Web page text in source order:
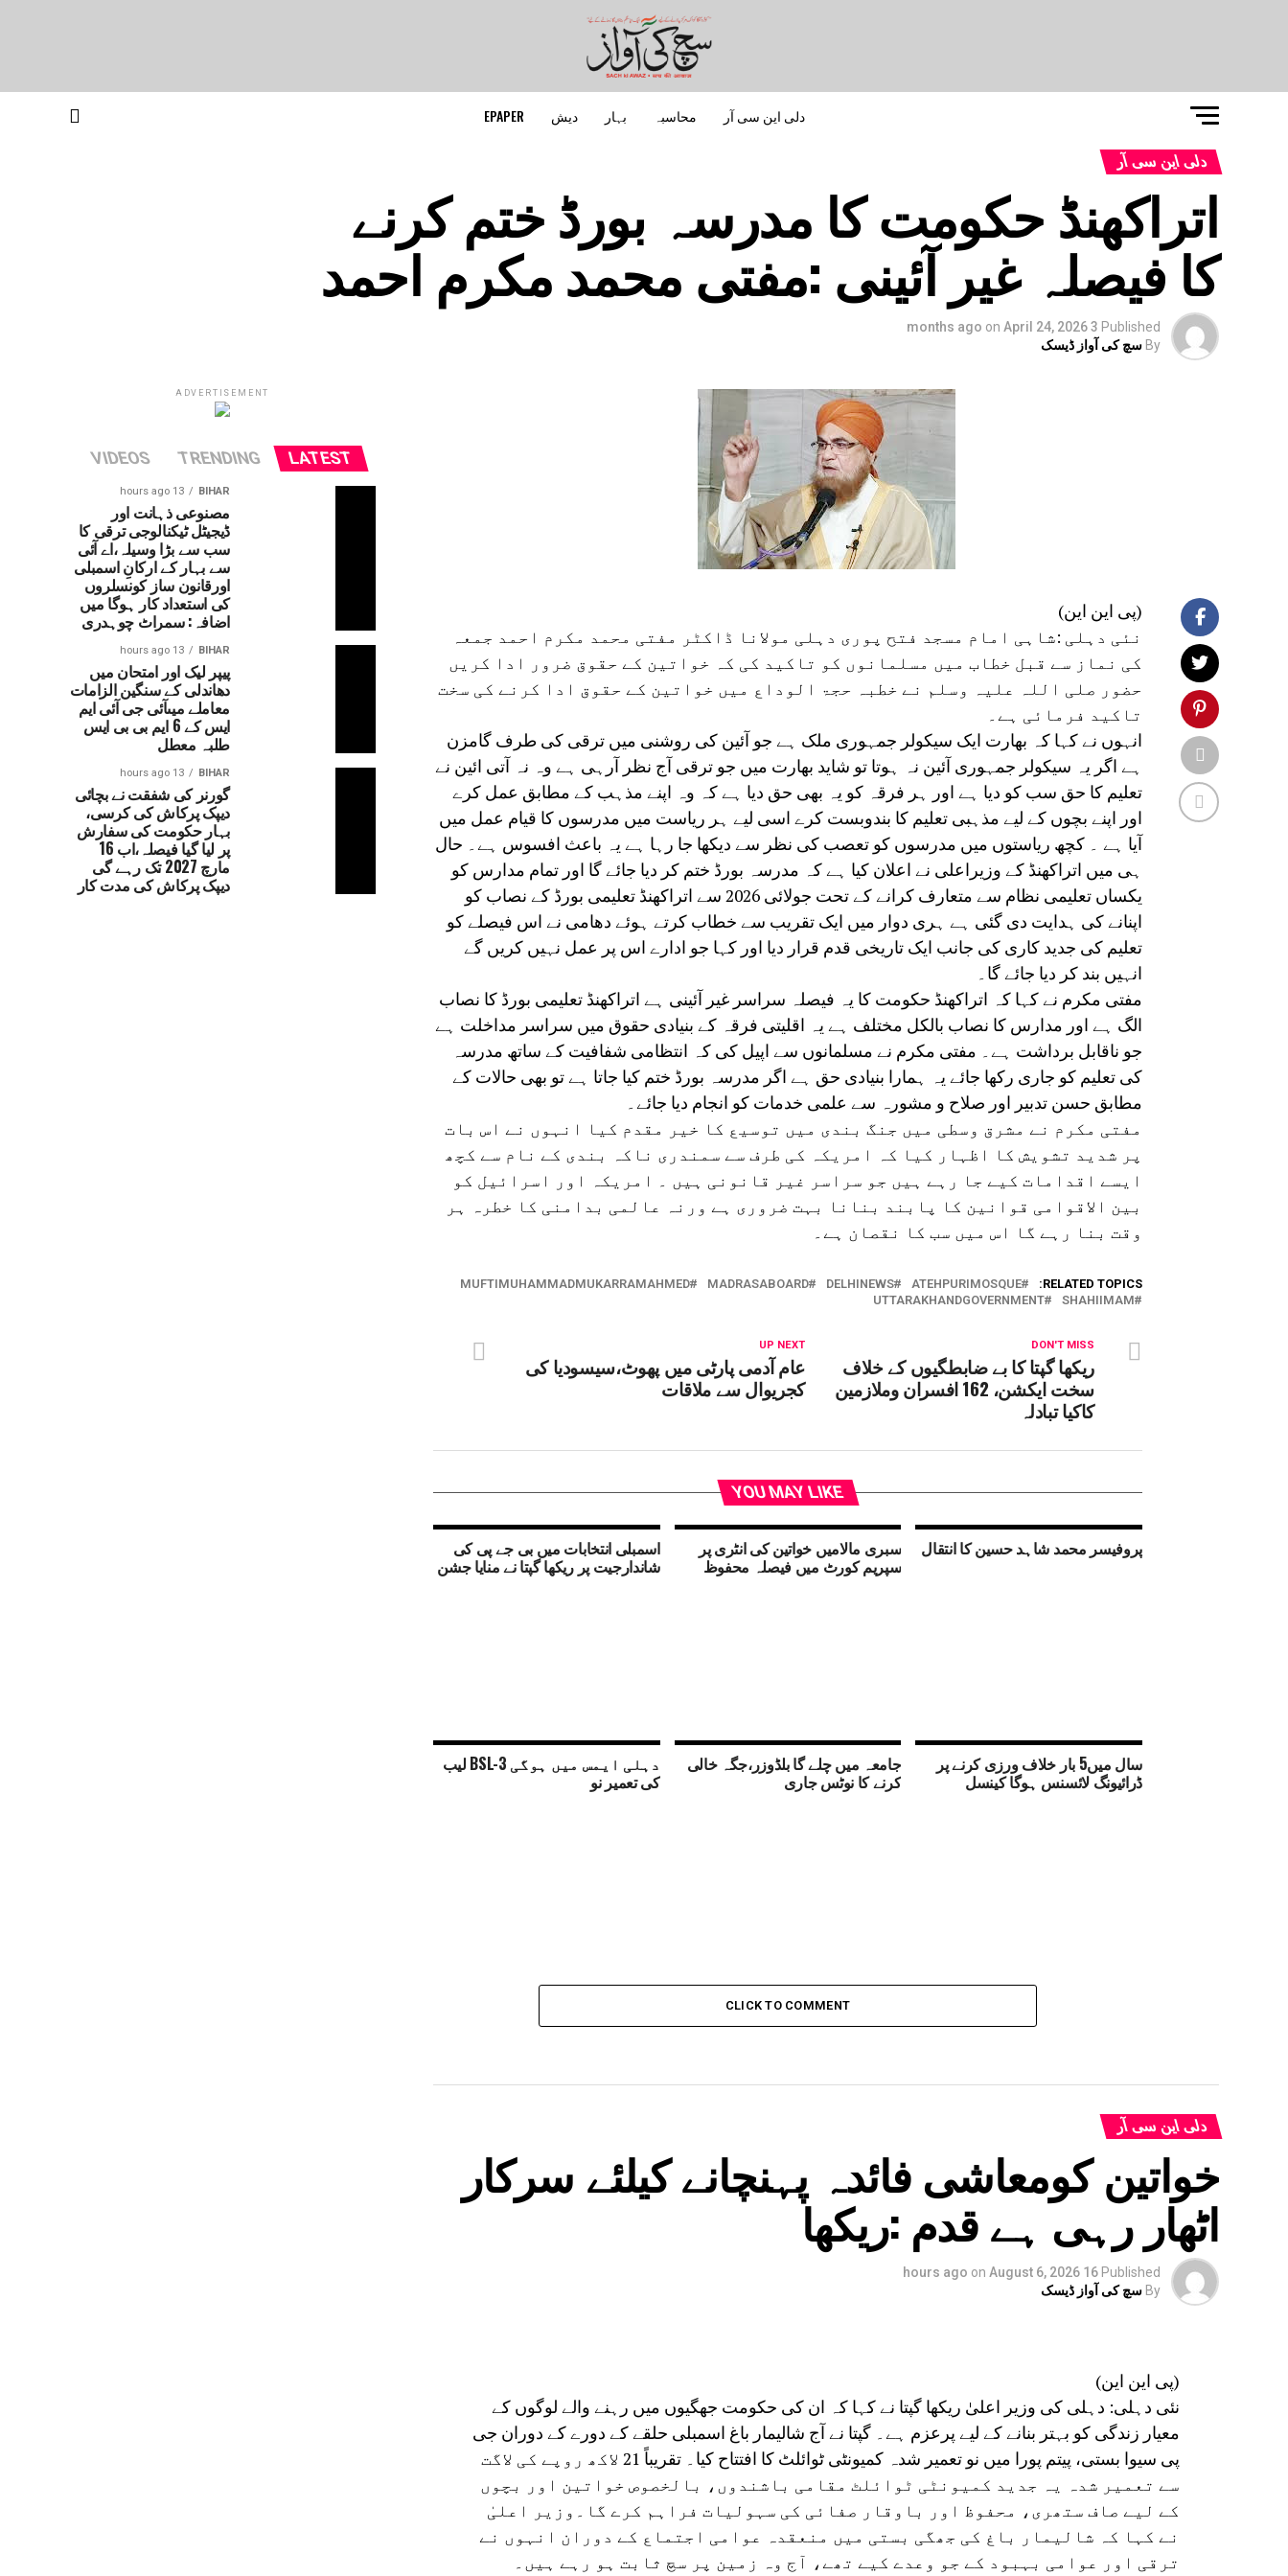
دلی این سی آر محاسبہ بہار دیش EPAPER
دلی این سی آر
اتراکھنڈ حکومت کا مدرسہ بورڈ ختم کرنے
کا فیصلہ غیر آئینی :مفتی محمد مکرم احمد
Published
3 months ago
on April 24, 2026
By سچ کی آواز ڈیسک
(پی این این)
نئی دہلی :شاہی امام مسجد فتح پوری دہلی مولانا ڈاکٹر مفتی محمد مکرم احمد جمعہ
کی نماز سے قبل خطاب میں مسلمانوں کو تاکید کی کہ خواتین کے حقوق ضرور ادا کریں
حضور صلی اللہ علیہ وسلم نے خطبہ حجۃ الوداع میں خواتین کے حقوق ادا کرنے کی سخت
تاکید فرمائی ہے۔
انہوں نے کہا کہ بھارت ایک سیکولر جمہوری ملک ہے جو آئین کی روشنی میں ترقی کی طرف گامزن
ہے اگر یہ سیکولر جمہوری آئین نہ ہوتا تو شاید بھارت میں جو ترقی آج نظر آرہی ہے وہ نہ آتی ائین نے
تعلیم کا حق سب کو دیا ہے اور ہر فرقہ کو یہ بھی حق دیا ہے کہ وہ اپنے مذہب کے مطابق عمل کرے
اور اپنے بچوں کے لیے مذہبی تعلیم کا بندوبست کرے اسی لیے ہر ریاست میں مدرسوں کا قیام عمل میں
آیا ہے ۔ کچھ ریاستوں میں مدرسوں کو تعصب کی نظر سے دیکھا جا رہا ہے یہ باعث افسوس ہے۔ حال
ہی میں اتراکھنڈ کے وزیراعلی نے اعلان کیا ہے کہ مدرسہ بورڈ ختم کر دیا جائے گا اور تمام مدارس کو
یکساں تعلیمی نظام سے متعارف کرانے کے تحت جولائی 2026 سے اتراکھنڈ تعلیمی بورڈ کے نصاب کو
اپنانے کی ہدایت دی گئی ہے ہری دوار میں ایک تقریب سے خطاب کرتے ہوئے دھامی نے اس فیصلے کو
تعلیم کی جدید کاری کی جانب ایک تاریخی قدم قرار دیا اور کہا جو ادارے اس پر عمل نہیں کریں گے
انہیں بند کر دیا جائے گا۔
مفتی مکرم نے کہا کہ اتراکھنڈ حکومت کا یہ فیصلہ سراسر غیر آئینی ہے اتراکھنڈ تعلیمی بورڈ کا نصاب
الگ ہے اور مدارس کا نصاب بالکل مختلف ہے یہ اقلیتی فرقہ کے بنیادی حقوق میں سراسر مداخلت ہے
جو ناقابل برداشت ہے۔ مفتی مکرم نے مسلمانوں سے اپیل کی کہ انتظامی شفافیت کے ساتھ مدرسہ
کی تعلیم کو جاری رکھا جائے یہ ہمارا بنیادی حق ہے اگر مدرسہ بورڈ ختم کیا جاتا ہے تو بھی حالات کے
مطابق حسن تدبیر اور صلاح و مشورہ سے علمی خدمات کو انجام دیا جائے۔
مفتی مکرم نے مشرق وسطی میں جنگ بندی میں توسیع کا خیر مقدم کیا انہوں نے اس بات
پر شدید تشویش کا اظہار کیا کہ امریکہ کی طرف سے سمندری ناکہ بندی کے نام سے کچھ
ایسے اقدامات کیے جا رہے ہیں جو سراسر غیر قانونی ہیں ۔ امریکہ اور اسرائیل کو
بین الاقوامی قوانین کا پابند بنانا بہت ضروری ہے ورنہ عالمی بدامنی کا خطرہ ہر
وقت بنا رہے گا اس میں سب کا نقصان ہے۔
RELATED TOPICS:
ATEHPURIMOSQUE
DELHINEWS
MADRASABOARD
MUFTIMUHAMMADMUKARRAMAHMED
SHAHIIMAM
UTTARAKHANDGOVERNMENT
UP NEXT
عام آدمی پارٹی میں پھوٹ،سیسودیا کی
کجریوال سے ملاقات
DON'T MISS
ریکھا گپتا کا بے ضابطگیوں کے خلاف
سخت ایکشن، 162 افسران وملازمین
کاکیا تبادلہ
YOU MAY LIKE
پروفیسر محمد شاہد حسین کا انتقال سبری مالامیں خواتین کی انٹری پر
سپریم کورٹ میں فیصلہ محفوظ
اسمبلی انتخابات میں بی جے پی کی
شاندارجیت پر ریکھا گپتا نے منایا جشن
سال میں5 بار خلاف ورزی کرنے پر
ڈرائیونگ لائسنس ہوگا کینسل
جامعہ میں چلے گا بلڈوزر،جگہ خالی
کرنے کا نوٹس جاری
دہلی ایمس میں ہوگی BSL-3 لیب
کی تعمیر نو
CLICK TO COMMENT
دلی این سی آر
خواتین کومعاشی فائدہ پہنچانے کیلئے سرکار
اٹھار رہی ہے قدم :ریکھا
Published
16 hours ago
on August 6, 2026
By سچ کی آواز ڈیسک
(پی این این)
نئی دہلی: دہلی کی وزیر اعلیٰ ریکھا گپتا نے کہا کہ ان کی حکومت جھگیوں میں رہنے والے لوگوں کے
معیار زندگی کو بہتر بنانے کے لیے پرعزم ہے۔ گپتا نے آج شالیمار باغ اسمبلی حلقے کے دورے کے دوران جی
پی سیوا بستی، پیتم پورا میں نو تعمیر شدہ کمیونٹی ٹوائلٹ کا افتتاح کیا۔ تقریباً 21 لاکھ روپے کی لاگت
سے تعمیر شدہ یہ جدید کمیونٹی ٹوائلٹ مقامی باشندوں، بالخصوص خواتین اور بچوں
کے لیے صاف ستھری، محفوظ اور باوقار صفائی کی سہولیات فراہم کرے گا۔وزیر اعلیٰ
نے کہا کہ شالیمار باغ کی جھگی بستی میں منعقدہ عوامی اجتماع کے دوران انہوں نے
ترقی اور عوامی بہبود کے جو وعدے کیے تھے، آج وہ زمین پر سچ ثابت ہو رہے ہیں۔
ADVERTISEMENT
LATEST
TRENDING
VIDEOS
BIHAR
13 hours ago
مصنوعی ذہانت اور
ڈیجیٹل ٹیکنالوجی ترقی کا
سب سے بڑا وسیلہ،اے آئی
سے بہار کے ارکانِ اسمبلی
اورقانون ساز کونسلروں
کی استعداد کار ہوگا میں
اضافہ: سمراٹ چوہدری
BIHAR
13 hours ago
پیپر لیک اور امتحان میں
دھاندلی کے سنگین الزامات
معاملے میںآئی جی آئی ایم
ایس کے 6 ایم بی بی ایس
طلبہ معطل
BIHAR
13 hours ago
گورنر کی شفقت نے بچائی
دیپک پرکاش کی کرسی،
بہار حکومت کی سفارش
پر لیا گیا فیصلہ،اب 16
مارچ 2027 تک رہے گی
دیپک پرکاش کی مدت کار